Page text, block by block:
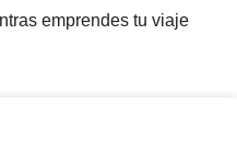
emprendes tu viaje